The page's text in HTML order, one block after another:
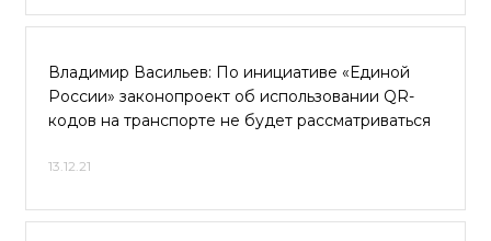
Владимир Васильев: По инициативе «Единой
России» законопроект об использовании QR-
кодов на транспорте не будет рассматриваться
13.12.21